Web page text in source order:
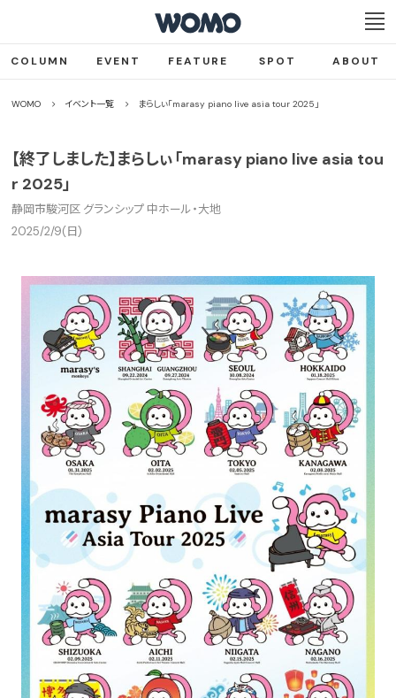
COLUMN EVENT FEATURE SPOT ABOUT
WOMO イベント一覧 まらしぃ「marasy piano live asia tour 2025」
【終了しました】まらしぃ「marasy piano live asia tou
r 2025」
静岡市駿河区 グランシップ 中ホール・大地
2025/2/9(日)